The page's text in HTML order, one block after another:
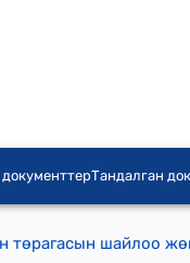
Тандалган